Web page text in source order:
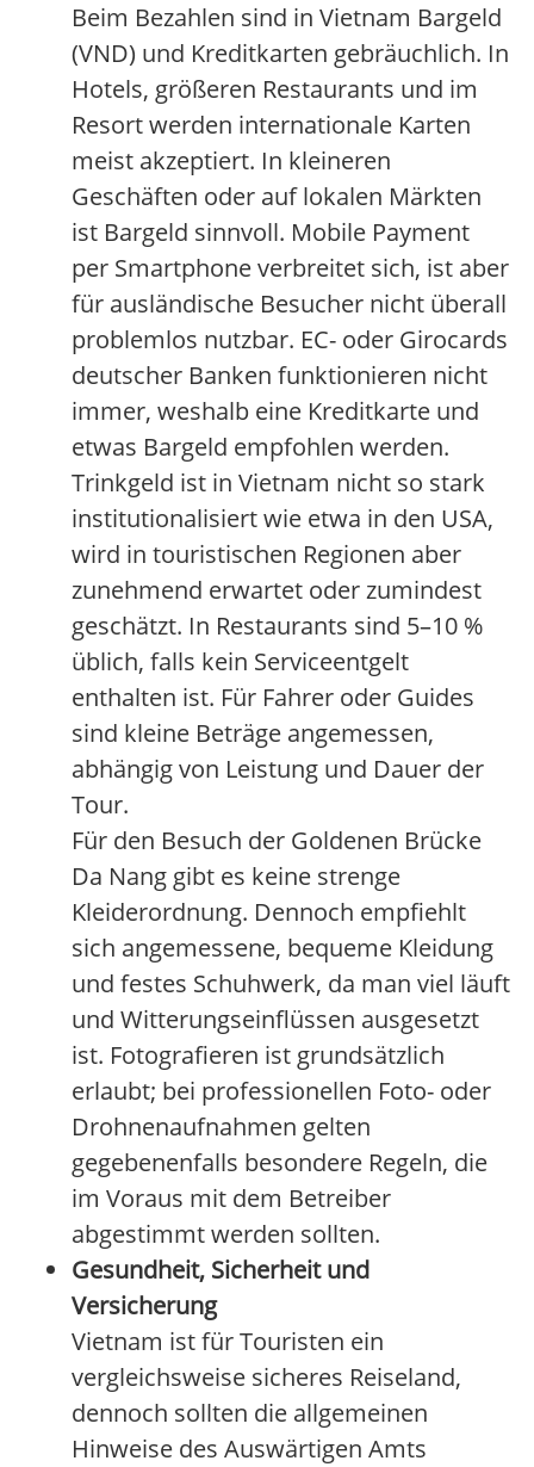
Beim Bezahlen sind in Vietnam Bargeld
(VND) und Kreditkarten gebräuchlich. In
Hotels, größeren Restaurants und im
Resort werden internationale Karten
meist akzeptiert. In kleineren
Geschäften oder auf lokalen Märkten
ist Bargeld sinnvoll. Mobile Payment
per Smartphone verbreitet sich, ist aber
für ausländische Besucher nicht überall
problemlos nutzbar. EC- oder Girocards
deutscher Banken funktionieren nicht
immer, weshalb eine Kreditkarte und
etwas Bargeld empfohlen werden.
Trinkgeld ist in Vietnam nicht so stark
institutionalisiert wie etwa in den USA,
wird in touristischen Regionen aber
zunehmend erwartet oder zumindest
geschätzt. In Restaurants sind 5–10 %
üblich, falls kein Serviceentgelt
enthalten ist. Für Fahrer oder Guides
sind kleine Beträge angemessen,
abhängig von Leistung und Dauer der
Tour.
Für den Besuch der Goldenen Brücke
Da Nang gibt es keine strenge
Kleiderordnung. Dennoch empfiehlt
sich angemessene, bequeme Kleidung
und festes Schuhwerk, da man viel läuft
und Witterungseinflüssen ausgesetzt
ist. Fotografieren ist grundsätzlich
erlaubt; bei professionellen Foto- oder
Drohnenaufnahmen gelten
gegebenenfalls besondere Regeln, die
im Voraus mit dem Betreiber
abgestimmt werden sollten.
Gesundheit, Sicherheit und
Versicherung
Vietnam ist für Touristen ein
vergleichsweise sicheres Reiseland,
dennoch sollten die allgemeinen
Hinweise des Auswärtigen Amts